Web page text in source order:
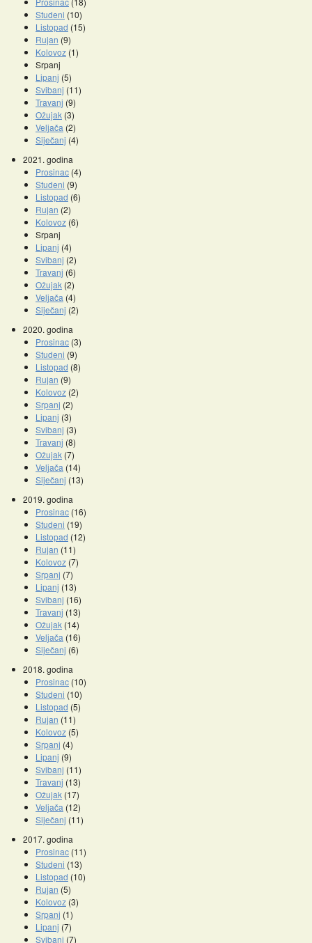
Studeni (10)
Listopad (15)
Rujan (9)
Kolovoz (1)
Srpanj
Lipanj (5)
Svibanj (11)
Travanj (9)
Ožujak (3)
Veljača (2)
Siječanj (4)
2021. godina
Prosinac (4)
Studeni (9)
Listopad (6)
Rujan (2)
Kolovoz (6)
Srpanj
Lipanj (4)
Svibanj (2)
Travanj (6)
Ožujak (2)
Veljača (4)
Siječanj (2)
2020. godina
Prosinac (3)
Studeni (9)
Listopad (8)
Rujan (9)
Kolovoz (2)
Srpanj (2)
Lipanj (3)
Svibanj (3)
Travanj (8)
Ožujak (7)
Veljača (14)
Siječanj (13)
2019. godina
Prosinac (16)
Studeni (19)
Listopad (12)
Rujan (11)
Kolovoz (7)
Srpanj (7)
Lipanj (13)
Svibanj (16)
Travanj (13)
Ožujak (14)
Veljača (16)
Siječanj (6)
2018. godina
Prosinac (10)
Studeni (10)
Listopad (5)
Rujan (11)
Kolovoz (5)
Srpanj (4)
Lipanj (9)
Svibanj (11)
Travanj (13)
Ožujak (17)
Veljača (12)
Siječanj (11)
2017. godina
Prosinac (11)
Studeni (13)
Listopad (10)
Rujan (5)
Kolovoz (3)
Srpanj (1)
Lipanj (7)
Svibanj (7)